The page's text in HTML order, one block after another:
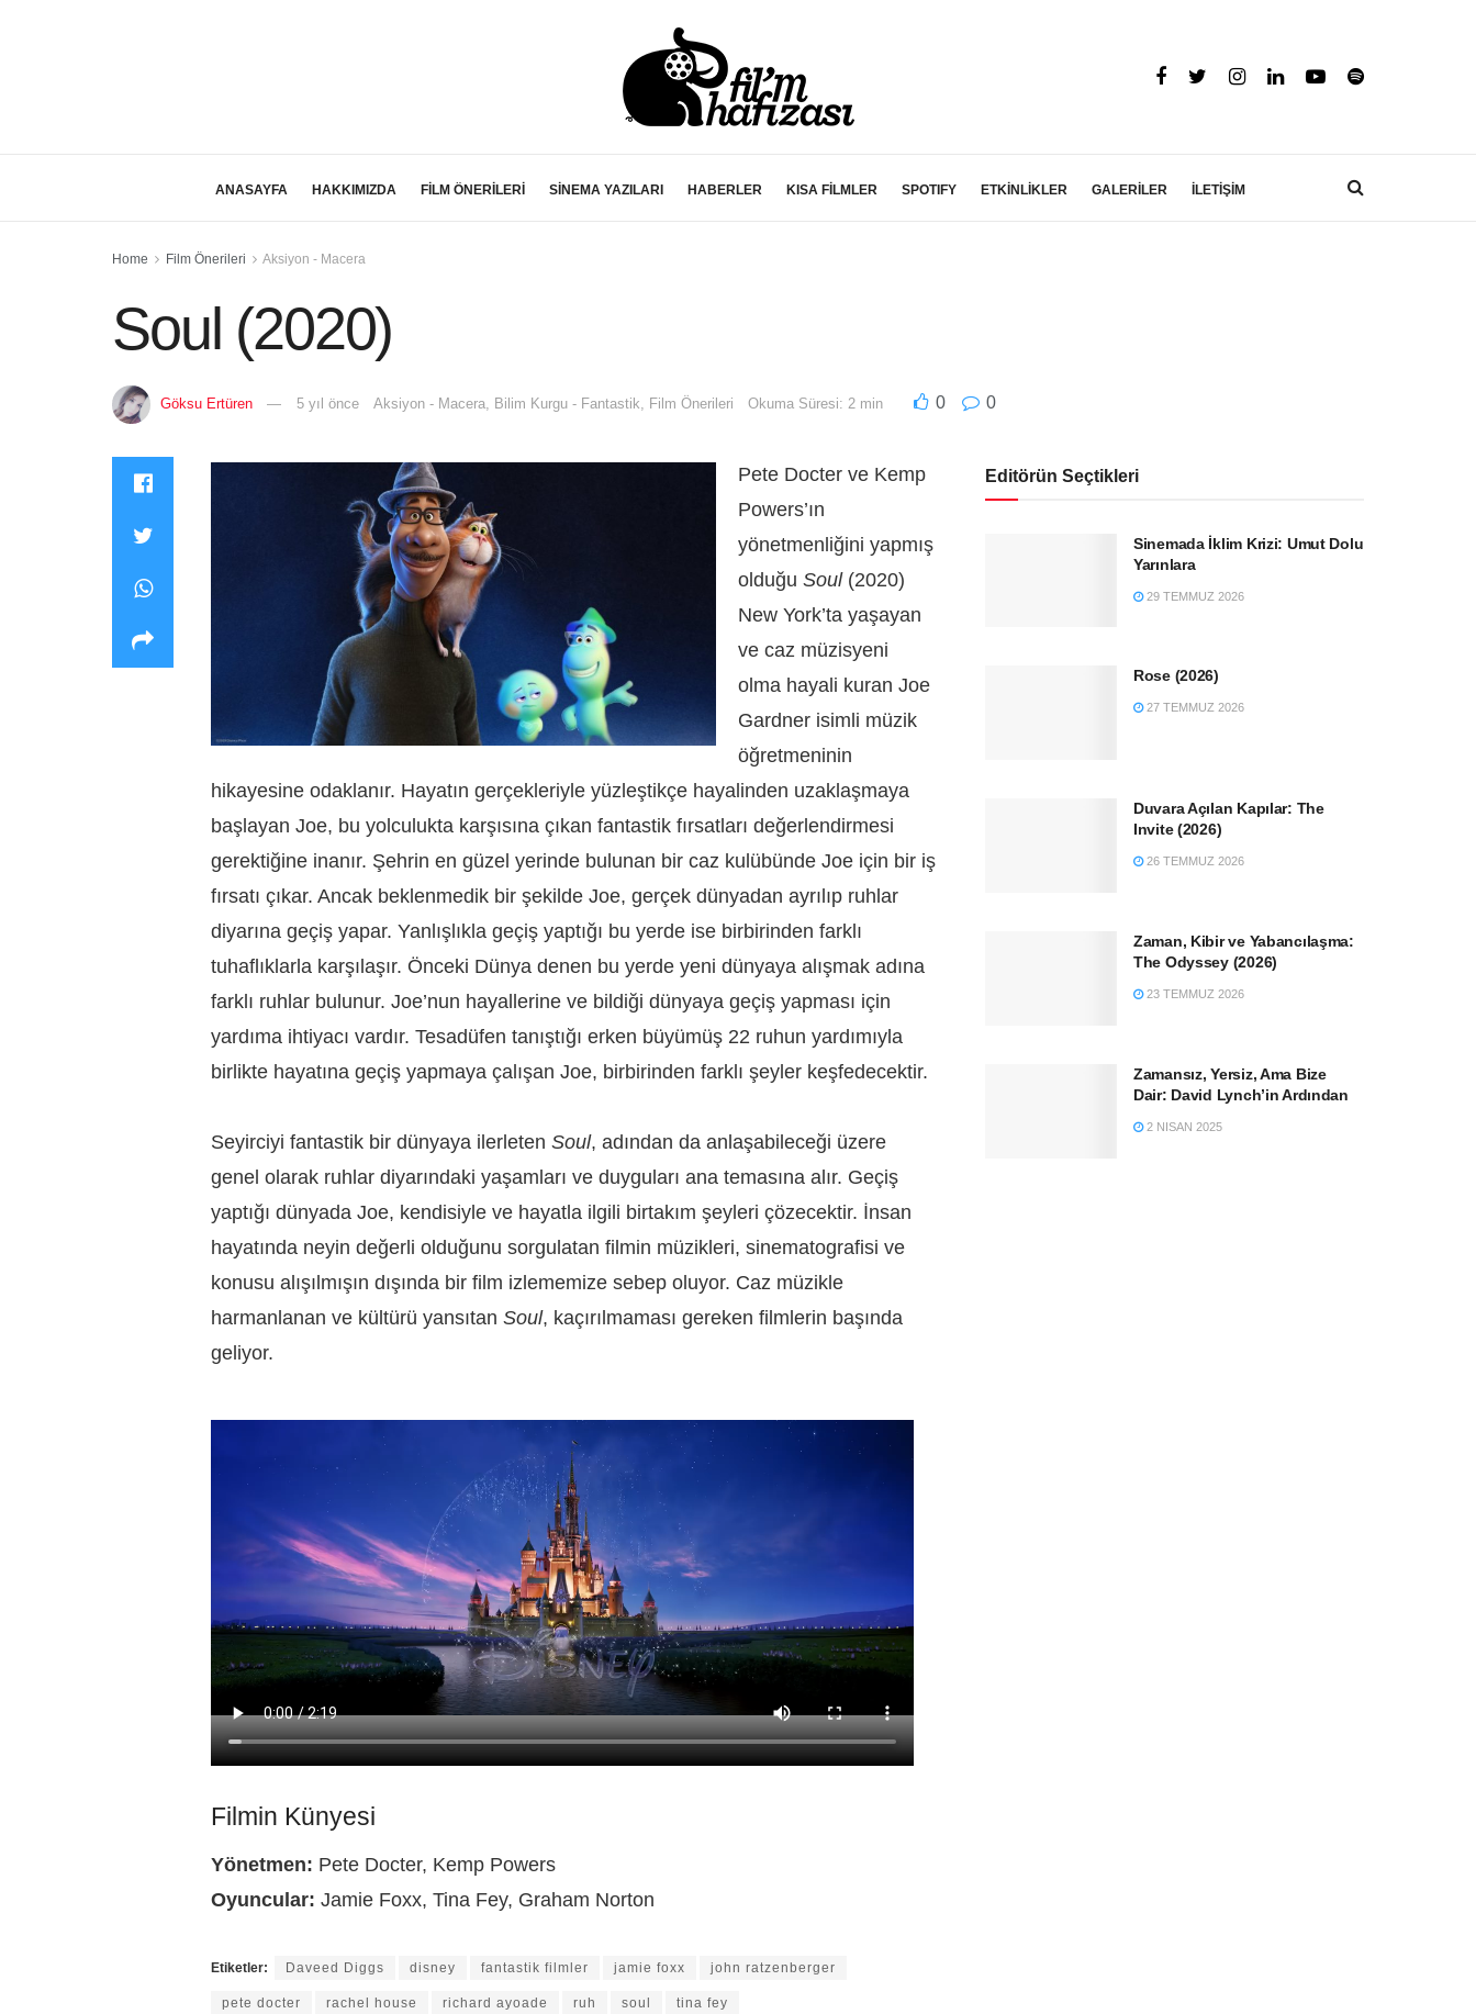
ANASAYFA HAKKIMIZDA FİLM ÖNERİLERİ SİNEMA YAZILARI HABERLER KISA FİLMLER SPOTIFY ETKİNLİKLER GALERİLER İLETİŞİM
Home Film Önerileri Aksiyon - Macera
Soul (2020)
Göksu Ertüren 5 yıl önce Aksiyon - Macera Bilim Kurgu - Fantastik Film Önerileri Okuma Süresi: 2 min 0 0
Pete Docter ve Kemp
Powers’ın
yönetmenliğini yapmış
olduğu Soul(2020)
New York’ta yaşayan
ve caz müzisyeni
olma hayali kuran Joe
Gardner isimli müzik
öğretmeninin
hikayesine odaklanır. Hayatın gerçekleriyle yüzleştikçe hayalinden uzaklaşmaya
başlayan Joe, bu yolculukta karşısına çıkan fantastik fırsatları değerlendirmesi
gerektiğine inanır. Şehrin en güzel yerinde bulunan bir caz kulübünde Joe için bir iş
fırsatı çıkar. Ancak beklenmedik bir şekilde Joe, gerçek dünyadan ayrılıp ruhlar
diyarına geçiş yapar. Yanlışlıkla geçiş yaptığı bu yerde ise birbirinden farklı
tuhaflıklarla karşılaşır. Önceki Dünya denen bu yerde yeni dünyaya alışmak adına
farklı ruhlar bulunur. Joe’nun hayallerine ve bildiği dünyaya geçiş yapması için
yardıma ihtiyacı vardır. Tesadüfen tanıştığı erken büyümüş 22 ruhun yardımıyla
birlikte hayatına geçiş yapmaya çalışan Joe, birbirinden farklı şeyler keşfedecektir.
Seyirciyi fantastik bir dünyaya ilerleten Soul, adından da anlaşabileceği üzere
genel olarak ruhlar diyarındaki yaşamları ve duyguları ana temasına alır. Geçiş
yaptığı dünyada Joe, kendisiyle ve hayatla ilgili birtakım şeyleri çözecektir. İnsan
hayatında neyin değerli olduğunu sorgulatan filmin müzikleri, sinematografisi ve
konusu alışılmışın dışında bir film izlememize sebep oluyor. Caz müzikle
harmanlanan ve kültürü yansıtan Soul, kaçırılmaması gereken filmlerin başında
geliyor.
Filmin Künyesi
Yönetmen: Pete Docter, Kemp Powers
Oyuncular: Jamie Foxx, Tina Fey, Graham Norton
Etiketler: Daveed Diggs disney fantastik filmler jamie foxx john ratzenberger
pete docter rachel house richard ayoade ruh soul tina fey
Editörün Seçtikleri
Sinemada İklim Krizi: Umut Dolu
Yarınlara
29 TEMMUZ 2026
Rose (2026)
27 TEMMUZ 2026
Duvara Açılan Kapılar: The
Invite (2026)
26 TEMMUZ 2026
Zaman, Kibir ve Yabancılaşma:
The Odyssey (2026)
23 TEMMUZ 2026
Zamansız, Yersiz, Ama Bize
Dair: David Lynch’in Ardından
2 NISAN 2025